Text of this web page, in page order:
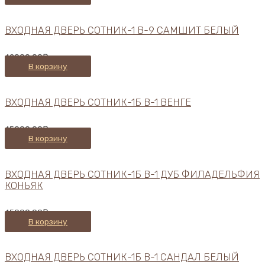
ВХОДНАЯ ДВЕРЬ СОТНИК-1 В-9 САМШИТ БЕЛЫЙ
42000,00₽
В корзину
ВХОДНАЯ ДВЕРЬ СОТНИК-1Б В-1 ВЕНГЕ
45000,00₽
В корзину
ВХОДНАЯ ДВЕРЬ СОТНИК-1Б В-1 ДУБ ФИЛАДЕЛЬФИЯ
КОНЬЯК
45000,00₽
В корзину
ВХОДНАЯ ДВЕРЬ СОТНИК-1Б В-1 САНДАЛ БЕЛЫЙ